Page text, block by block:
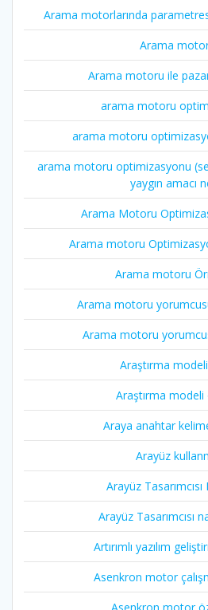
Arama motorlarında
Arama
Arama motoru ile
arama motoru
arama motoru
arama motoru optimizasyonu
yaygın amacı
Arama Motoru
Arama motoru
Arama motoru
Arama motoru
Arama motoru
Araştırma
Araştırma modeli
Araya anahtar
Arayüz
Arayüz Tasarımcısı
Arayüz Tasarımcısı
Artırımlı yazılım
Asenkron motor
Asenkron motor